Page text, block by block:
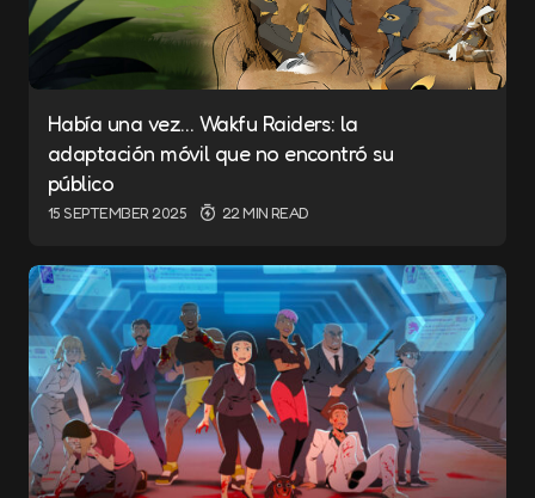
Había una vez… Wakfu Raiders: la
adaptación móvil que no encontró su
público
15 SEPTEMBER 2025 22 MIN READ